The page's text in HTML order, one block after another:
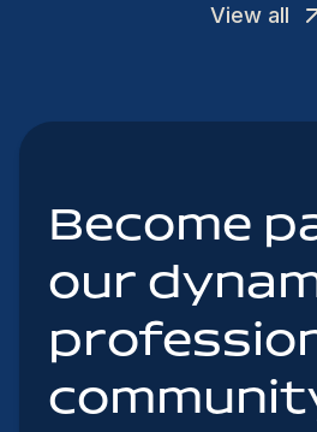
View all
Become
our